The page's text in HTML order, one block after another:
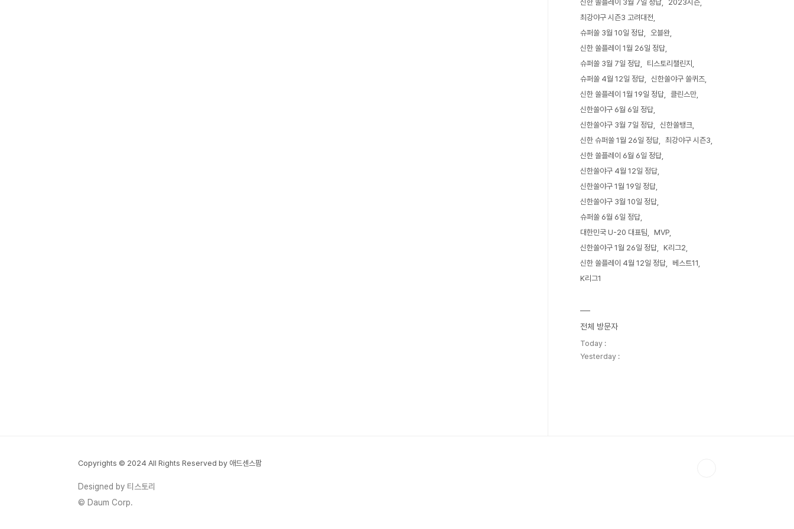
신한 쏠플레이 3월 7일 정답
2023시즌
최강야구 시즌3 고려대전
슈퍼쏠 3월 10일 정답
오블완
신한 쏠플레이 1월 26일 정답
슈퍼쏠 3월 7일 정답
티스토리챌린지
슈퍼쏠 4월 12일 정답
신한쏠야구 쏠퀴즈
신한 쏠플레이 1월 19일 정답
클린스만
신한쏠야구 6월 6일 정답
신한쏠야구 3월 7일 정답
신한쏠뱅크
신한 슈퍼쏠 1월 26일 정답
최강야구 시즌3
신한 쏠플레이 6월 6일 정답
신한쏠야구 4월 12일 정답
신한쏠야구 1월 19일 정답
신한쏠야구 3월 10일 정답
슈퍼쏠 6월 6일 정답
대한민국 U-20 대표팀
MVP
신한쏠야구 1월 26일 정답
K리그2
신한 쏠플레이 4월 12일 정답
베스트11
K리그1
전체 방문자
Today :
Yesterday :
Copyrights © 2024 All Rights Reserved by 애드센스팜
Designed by 티스토리
© Daum Corp.